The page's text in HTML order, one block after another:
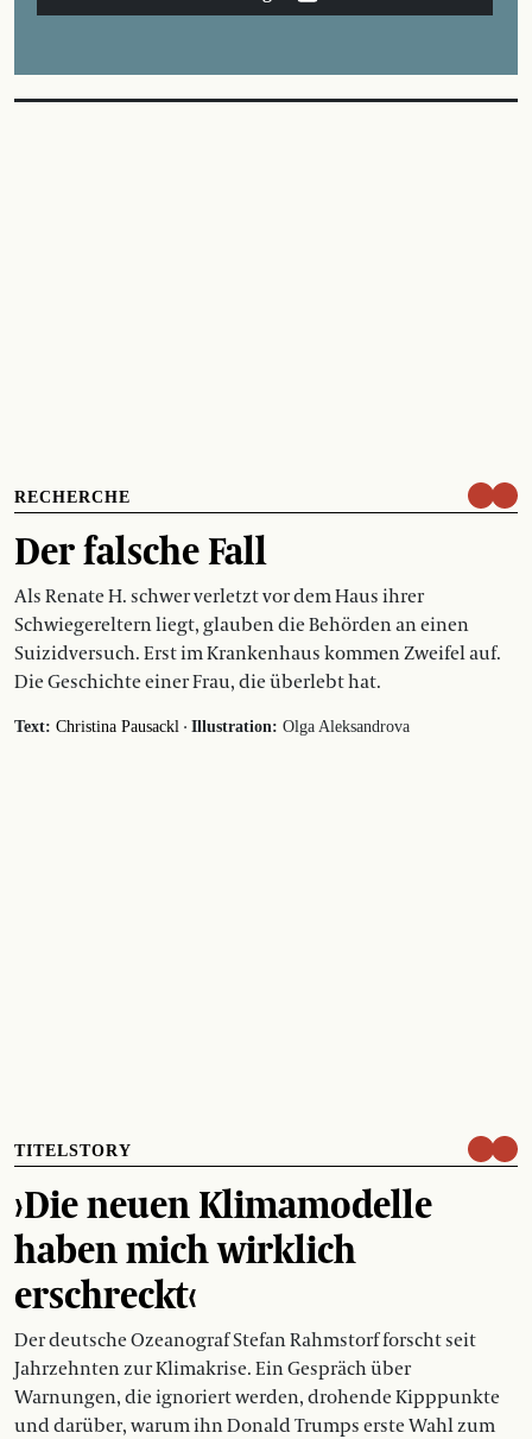
RECHERCHE
Der falsche Fall
Als Renate H. schwer verletzt vor dem Haus ihrer
Schwiegereltern liegt, glauben die Behörden an einen
Suizidversuch. Erst im Krankenhaus kommen Zweifel auf.
Die Geschichte einer Frau, die überlebt hat.
Text: Christina Pausackl · Illustration: Olga Aleksandrova
TITELSTORY
›Die neuen Klimamodelle
haben mich wirklich
erschreckt‹
Der deutsche Ozeanograf Stefan Rahmstorf forscht seit
Jahrzehnten zur Klimakrise. Ein Gespräch über
Warnungen, die ignoriert werden, drohende Kipppunkte
und darüber, warum ihn Donald Trumps erste Wahl zum